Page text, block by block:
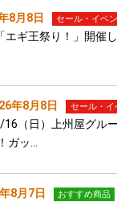
8月8日 セール・イベ
エギ王祭り！」開催し
年8月8日 セール・イ
（日）上州屋グル
ガッ…
8月7日 おすすめ商品